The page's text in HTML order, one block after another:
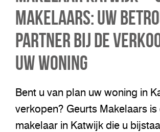
Makelaars: Uw
Partner bij de
uw Woning
Bent u van plan uw woning in
verkopen? Geurts Makelaars is
makelaar in Katwijk die u